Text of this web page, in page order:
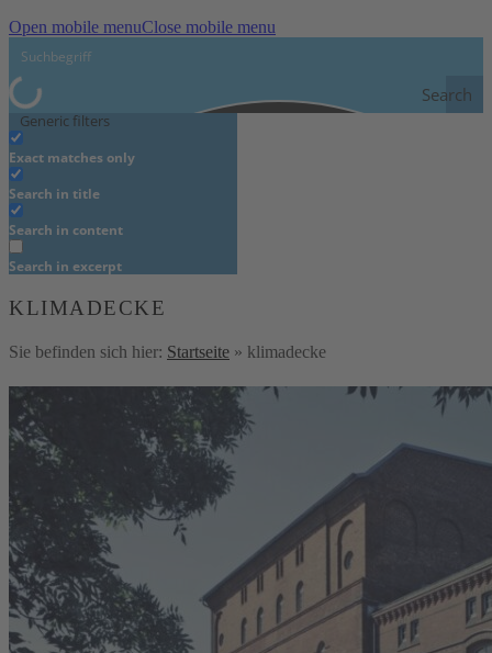
Open mobile menuClose mobile menu
Search
Generic filters
Exact matches only
Search in title
Search in content
Search in excerpt
KLIMADECKE
Sie befinden sich hier: Startseite » klimadecke